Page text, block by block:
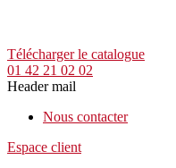
Télécharger le catalogue
01 42 21 02 02
Header mail
Nous contacter
Espace client